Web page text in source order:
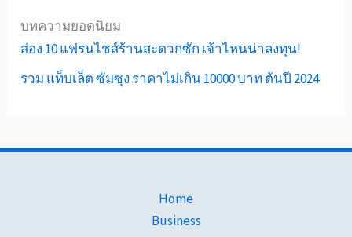
บทความยอดนิยม
ส่อง 10 แฟรนไชส์ร้านสะดวกซัก เจ้าไหนน่าลงทุน!
รวม แท็บเล็ต ซัมซุง ราคาไม่เกิน 10000 บาท ต้นปี 2024
Home
Business